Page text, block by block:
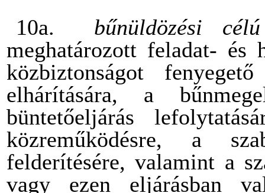
10a.
bűnüldözési
meghatározott feladat- és
közbiztonságot
elhárítására, a
büntetőeljárás
közreműködésre, a
felderítésére, valamint a
vagy ezen eljárásban